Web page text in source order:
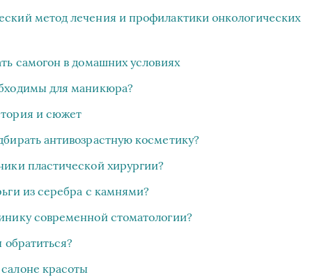
метод лечения и профилактики онкологических
самогон в домашних условиях
для маникюра?
и сюжет
антивозрастную косметику?
пластической хирургии?
из серебра с камнями?
современной стоматологии?
обратиться?
красоты